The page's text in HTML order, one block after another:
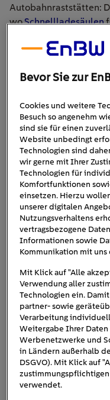
Autobahnraststätten:
woSchnellladesäulen
mit professionellen
Kabelinneren. Je
enthalten
Kilogrammdes
derzeit etwa acht
Diebe beim
pro Kabel. Sonderlich
Daher werden auch
einen handelt es sich
Vandalismus , zum
dahinterstecken.
ideologisch motiviert
Elektromobilität
Kabelführung
Meter Ladekabel an
man dann wenige
geworfen. Allerdings
kriminelle Motive hin.
Bevor Sie zur
Cookies und weitere
Besuch so angenehm
sind sie für einen
Website unbedingt
Technologien sind
wir gerne mit Ihrer
Technologien für
Komfortfunktionen
einsetzen. Hierzu
unserer digitalen
Nutzungsverhaltens
vertragsbezogene
Informationen sowie
Kommunikation mit uns
Mit Klick auf "Alle
Verwendung aller
Technologien ein.
partner- sowie
Verarbeitung
Weitergabe Ihrer Daten
Werbenetzwerke und
in Ländern außerhalb
DSGVO). Mit Klick auf
verwendet.